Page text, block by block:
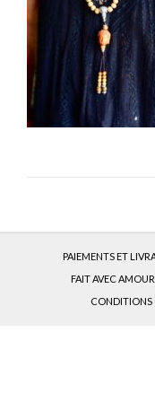
PAIEMENTS ET
FAIT AVEC
CONDITIONS